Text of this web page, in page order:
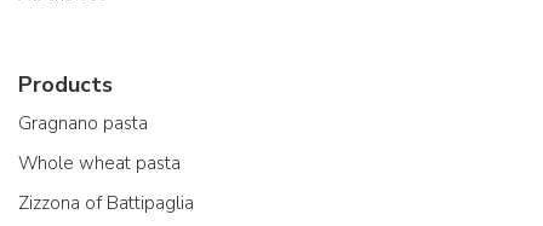
Products
Gragnano pasta
Whole wheat pasta
Zizzona of Battipaglia